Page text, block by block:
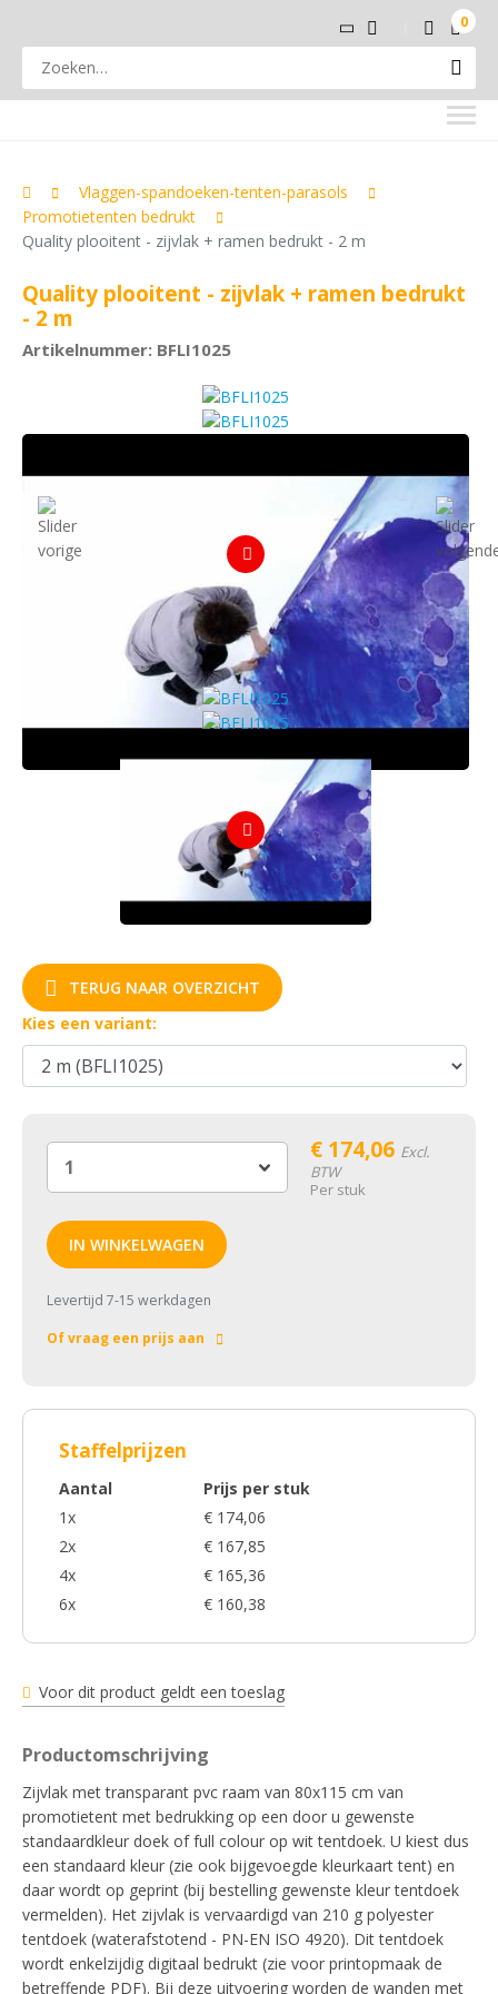
0
Vlaggen-spandoeken-tenten-parasols
Promotietenten bedrukt
Quality plooitent - zijvlak + ramen bedrukt - 2 m
Quality plooitent - zijvlak + ramen bedrukt
- 2 m
Artikelnummer: BFLI1025
TERUG NAAR OVERZICHT
Kies een variant:
€ 174,06 Excl.
BTW
Per stuk
IN WINKELWAGEN
Levertijd 7-15 werkdagen
Of vraag een prijs aan
Staffelprijzen
Aantal
Prijs per stuk
1x
€ 174,06
2x
€ 167,85
4x
€ 165,36
6x
€ 160,38
Voor dit product geldt een toeslag
Productomschrijving
Zijvlak met transparant pvc raam van 80x115 cm van
promotietent met bedrukking op een door u gewenste
standaardkleur doek of full colour op wit tentdoek. U kiest dus
een standaard kleur (zie ook bijgevoegde kleurkaart tent) en
daar wordt op geprint (bij bestelling gewenste kleur tentdoek
vermelden). Het zijvlak is vervaardigd van 210 g polyester
tentdoek (waterafstotend - PN-EN ISO 4920). Dit tentdoek
wordt enkelzijdig digitaal bedrukt (zie voor printopmaak de
betreffende PDF). Bij deze uitvoering worden de wanden met